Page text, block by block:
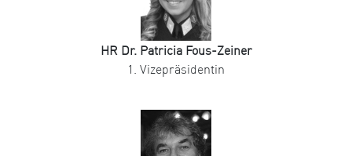
HR Dr. Patricia Fous-Zeiner
1. Vizepräsidentin